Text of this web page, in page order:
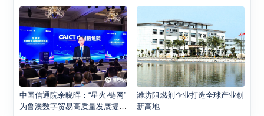
中国信通院余晓晖：“星火·链网”
为鲁澳数字贸易高质量发展提供
潍坊阻燃剂企业打造全球产业创
新高地